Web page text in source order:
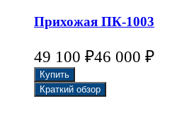
Прихожая ПК-1003
49 100 ₽46 000 ₽